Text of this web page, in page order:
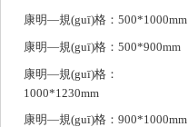
康明—規(guī)格：500*1000mm
康明—規(guī)格：500*900mm
康明—規(guī)格：
1000*1230mm
康明—規(guī)格：900*1000mm